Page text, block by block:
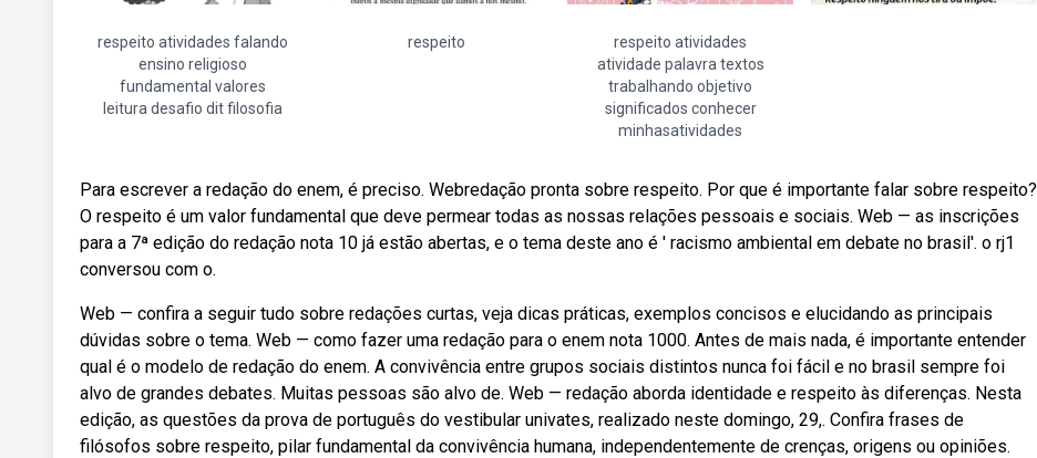
respeito atividades falando
ensino religioso
fundamental valores
leitura desafio dit filosofia
respeito
respeito atividades
atividade palavra textos
trabalhando objetivo
significados conhecer
minhasatividades
Para escrever a redação do enem, é preciso. Webredação pronta sobre respeito. Por que é importante falar sobre respeito?
O respeito é um valor fundamental que deve permear todas as nossas relações pessoais e sociais. Web — as inscrições
para a 7ª edição do redação nota 10 já estão abertas, e o tema deste ano é ' racismo ambiental em debate no brasil'. o rj1
conversou com o.
Web — confira a seguir tudo sobre redações curtas, veja dicas práticas, exemplos concisos e elucidando as principais
dúvidas sobre o tema. Web — como fazer uma redação para o enem nota 1000. Antes de mais nada, é importante entender
qual é o modelo de redação do enem. A convivência entre grupos sociais distintos nunca foi fácil e no brasil sempre foi
alvo de grandes debates. Muitas pessoas são alvo de. Web — redação aborda identidade e respeito às diferenças. Nesta
edição, as questões da prova de português do vestibular univates, realizado neste domingo, 29,. Confira frases de
filósofos sobre respeito, pilar fundamental da convivência humana, independentemente de crenças, origens ou opiniões.